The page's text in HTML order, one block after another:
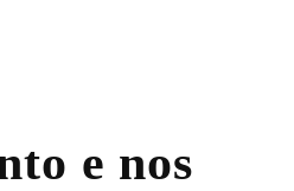
e nos